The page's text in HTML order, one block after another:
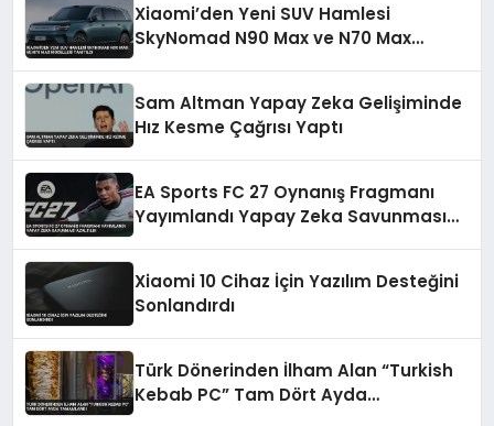
Xiaomi’den Yeni SUV Hamlesi
SkyNomad N90 Max ve N70 Max
Sam Altman Yapay Zeka Gelişiminde
Hız Kesme Çağrısı Yaptı
EA Sports FC 27 Oynanış Fragmanı
Yayımlandı Yapay Zeka Savunması
Xiaomi 10 Cihaz İçin Yazılım Desteğini
Sonlandırdı
Türk Dönerinden İlham Alan “Turkish
Kebab PC” Tam Dört Ayda